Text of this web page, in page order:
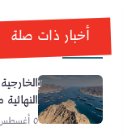
أخبار ذات صلة
هرمز
٥ أغسطس ٢٠٢٦